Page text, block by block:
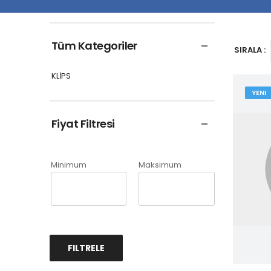
Tüm Kategoriler
KLİPS
Fiyat Filtresi
Minimum Maksimum
FILTRELE
SIRALA :
YENI